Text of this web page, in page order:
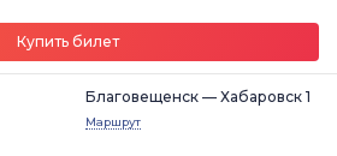
Купить билет
Благовещенск — Хабаровск 1
Маршрут